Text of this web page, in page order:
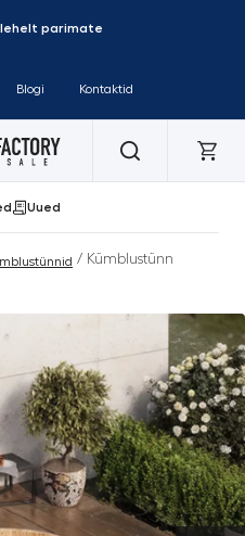
lehelt parimate
Blogi Kontaktid
Uued
/ Kümblustünn